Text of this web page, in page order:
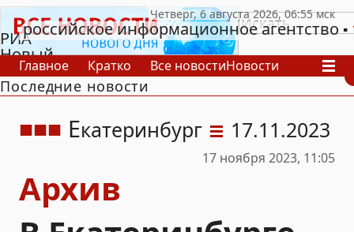
РИА
Новый
День
российское информационное агентство
Главное Кратко Все новостиНовости
В России
В мире
Последние новости
Екатеринбург 17.11.2023
17 ноября 2023, 11:05
Архив